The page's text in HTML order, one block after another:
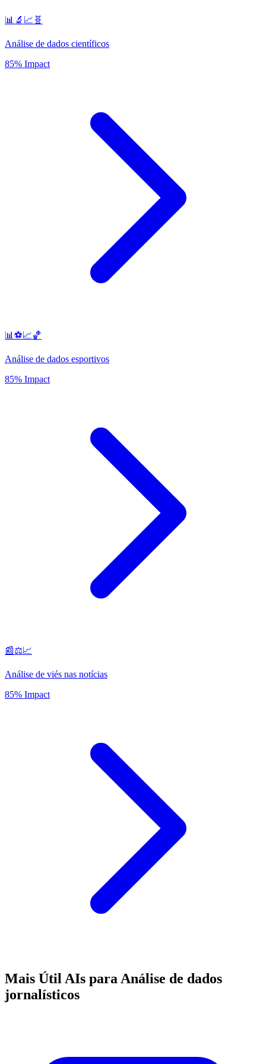
📊🔬📈🧬
Análise de dados científicos
85% Impact
📊⚽️📈🏀
Análise de dados esportivos
85% Impact
📰⚖️📈
Análise de viés nas notícias
85% Impact
Mais Útil AIs para Análise de dados
jornalísticos